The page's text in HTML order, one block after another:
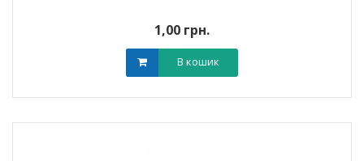
1,00 грн.
В кошик